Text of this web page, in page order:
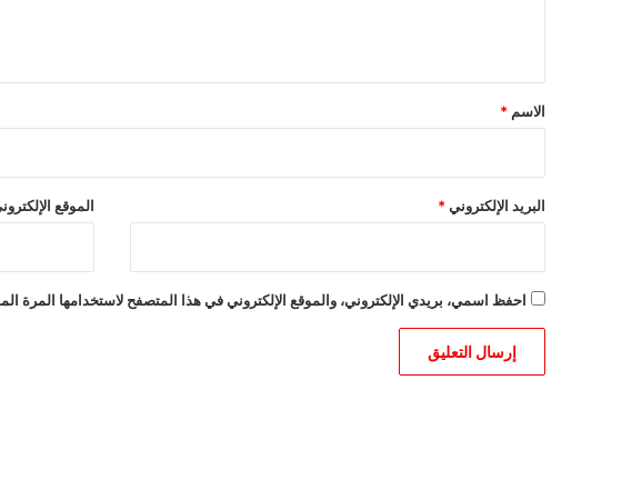
*
الاسم *
البريد الإلكتروني * الموقع
احفظ اسمي، بريدي الإلكتروني، والموقع الإلكتروني في هذا المتصفح لاستخدامها المرة